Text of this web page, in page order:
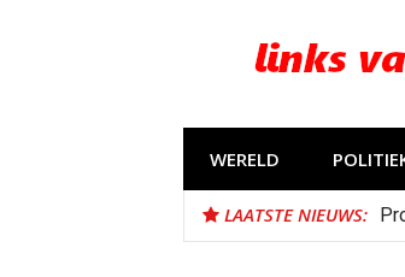
WERELD
LAATSTE NIEUWS: